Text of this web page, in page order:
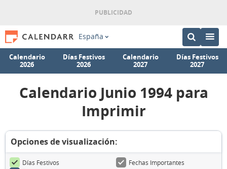
España
Calendario
2026
Días Festivos
2026
Calendario
2027
Días Festivos
2027
Calendario Junio 1994 para
Imprimir
Opciones de visualización:
Días Festivos
Fechas Importantes